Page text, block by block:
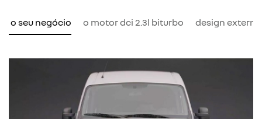
o seu negócio o motor dci 2.3l biturbo design externo